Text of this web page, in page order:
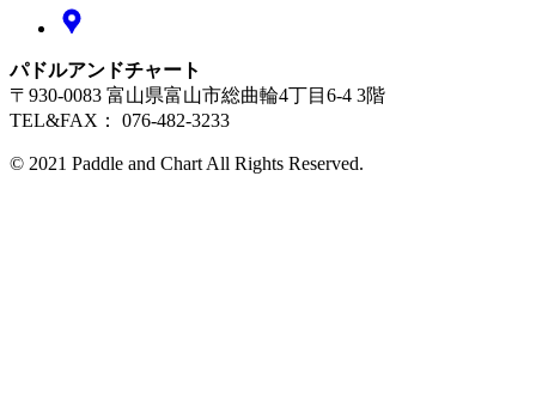
パドルアンドチャート
〒930-0083 富山県富山市総曲輪4丁目6-4 3階
TEL&FAX： 076-482-3233
© 2021 Paddle and Chart All Rights Reserved.